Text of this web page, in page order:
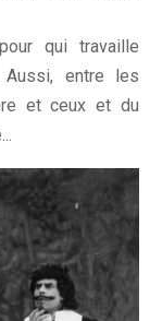
qui travaille
Aussi, entre les
et ceux et du